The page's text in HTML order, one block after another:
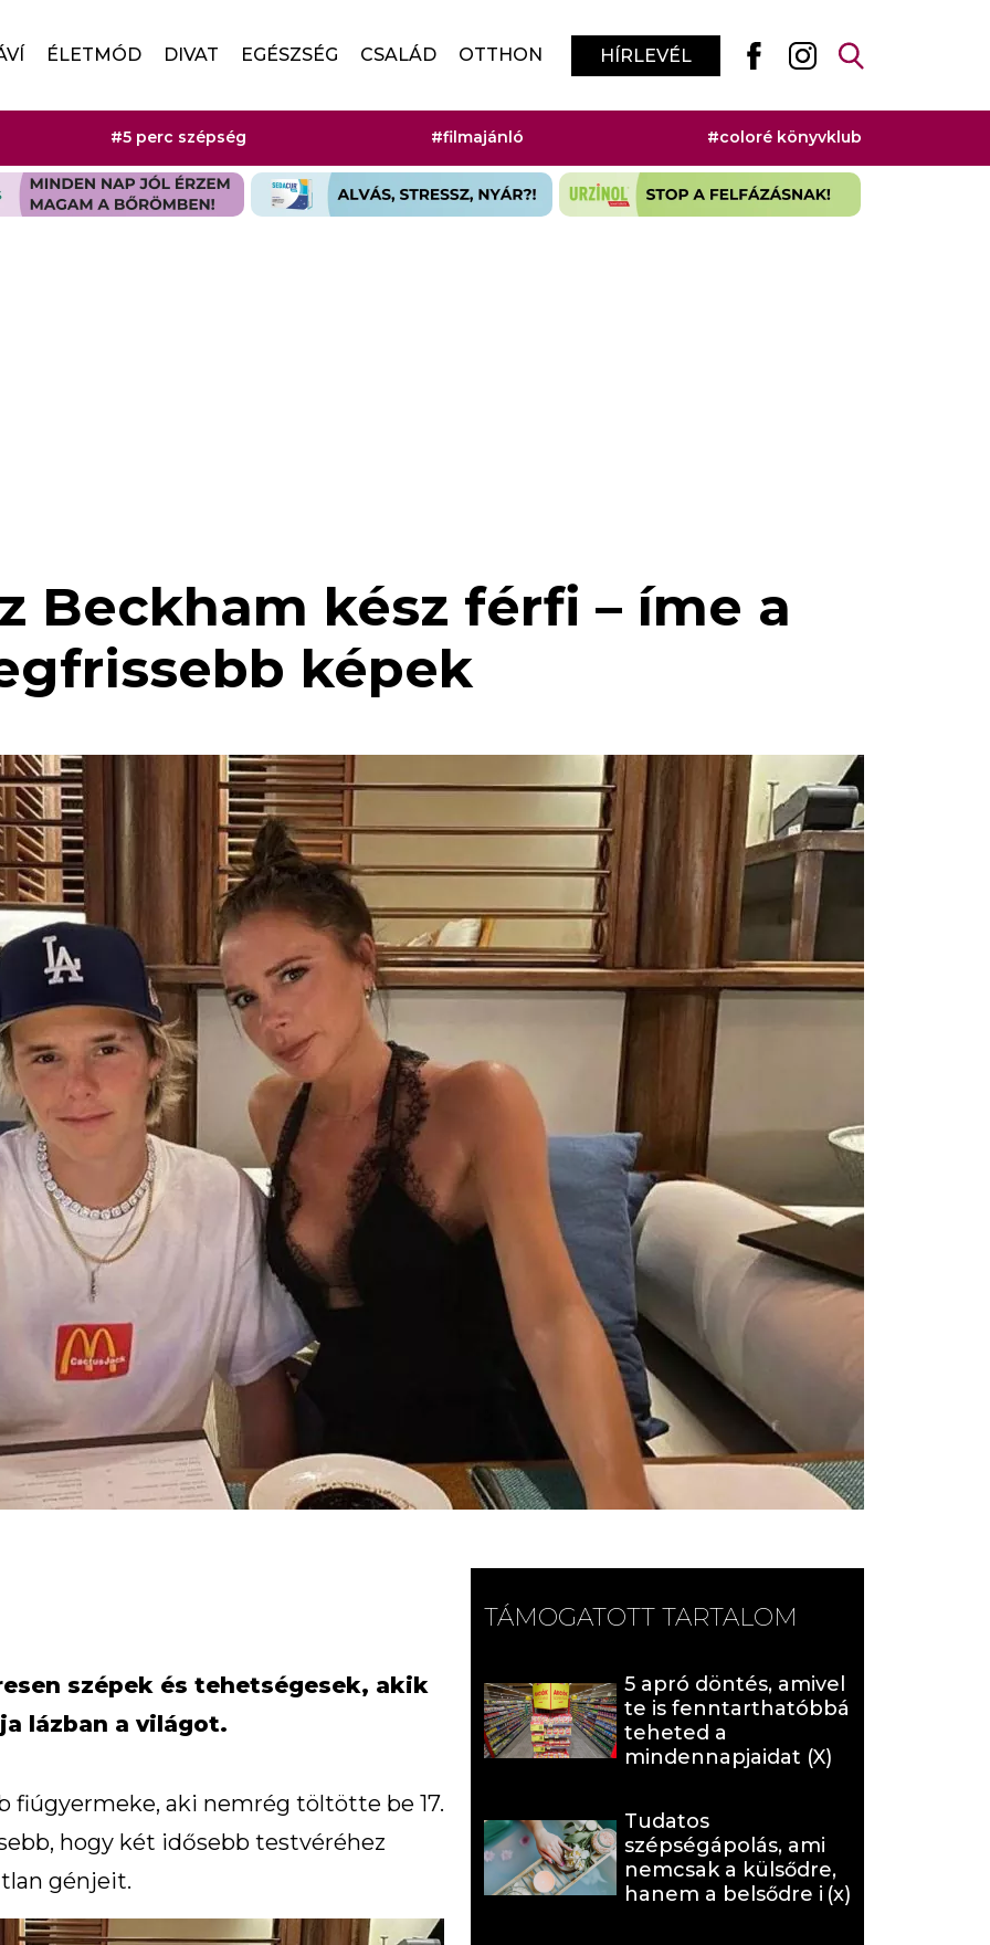
ÉLETMÓD DIVAT EGÉSZSÉG CSALÁD OTTHON HÍRLEVÉL
#5 perc szépség #filmajánló #coloré könyvklub
Beckham kész férfi – íme a
képek
szépek és tehetségesek, akik
lázban a világot.
fiúgyermeke, aki nemrég töltötte be 17.
hogy két idősebb testvéréhez
génjeit.
TÁMOGATOTT TARTALOM
5 apró döntés, amivel
te is fenntarthatóbbá
teheted a
mindennapjaidat (X)
Tudatos
szépségápolás, ami
nemcsak a külsődre,
hanem a belsődre is